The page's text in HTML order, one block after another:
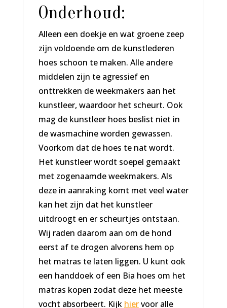
Onderhoud:
Alleen een doekje en wat groene zeep
zijn voldoende om de kunstlederen
hoes schoon te maken. Alle andere
middelen zijn te agressief en
onttrekken de weekmakers aan het
kunstleer, waardoor het scheurt. Ook
mag de kunstleer hoes beslist niet in
de wasmachine worden gewassen.
Voorkom dat de hoes te nat wordt.
Het kunstleer wordt soepel gemaakt
met zogenaamde weekmakers. Als
deze in aanraking komt met veel water
kan het zijn dat het kunstleer
uitdroogt en er scheurtjes ontstaan.
Wij raden daarom aan om de hond
eerst af te drogen alvorens hem op
het matras te laten liggen. U kunt ook
een handdoek of een Bia hoes om het
matras kopen zodat deze het meeste
vocht absorbeert. Kijk hiervoor alle